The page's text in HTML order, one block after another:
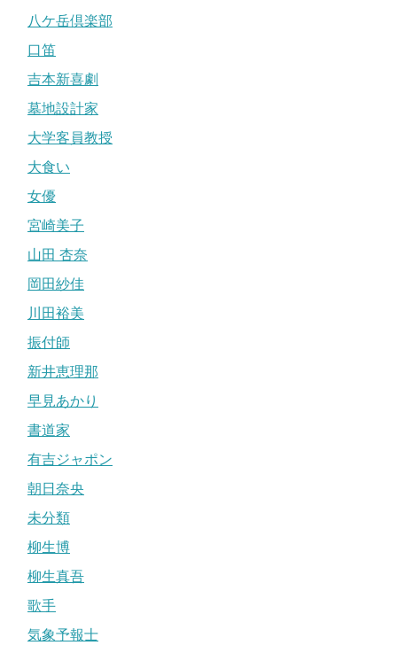
八ケ岳倶楽部
口笛
吉本新喜劇
墓地設計家
大学客員教授
大食い
女優
宮崎美子
山田 杏奈
岡田紗佳
川田裕美
振付師
新井恵理那
早見あかり
書道家
有吉ジャポン
朝日奈央
未分類
柳生博
柳生真吾
歌手
気象予報士